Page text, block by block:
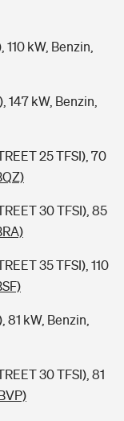
110 kW, Benzin,
147 kW, Benzin,
25 TFSI), 70
30 TFSI), 85
35 TFSI), 110
81 kW, Benzin,
30 TFSI), 81